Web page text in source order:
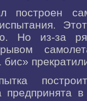
построен
Но из-за
бис»